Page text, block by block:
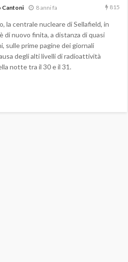
Cantoni 8 anni fa 815
la centrale nucleare di Sellafield, in
di nuovo finita, a distanza di quasi
sulle prime pagine dei giornali
degli alti livelli di radioattività
notte tra il 30 e il 31.